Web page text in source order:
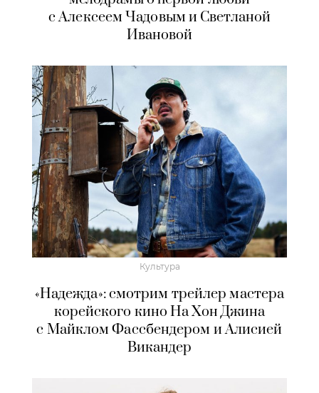
с Алексеем Чадовым и Светланой
Ивановой
Культура
«Надежда»: смотрим трейлер мастера
корейского кино На Хон Джина
с Майклом Фассбендером и Алисией
Викандер